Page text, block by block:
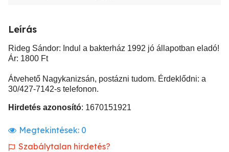
Leírás
Rideg Sándor: Indul a bakterház 1992 jó állapotban eladó!
Ár: 1800 Ft
Átvehető Nagykanizsán, postázni tudom. Érdeklődni: a
30/427-7142-s telefonon.
Hirdetés azonosító: 1670151921
Megtekintések: 0
Szabálytalan hirdetés?